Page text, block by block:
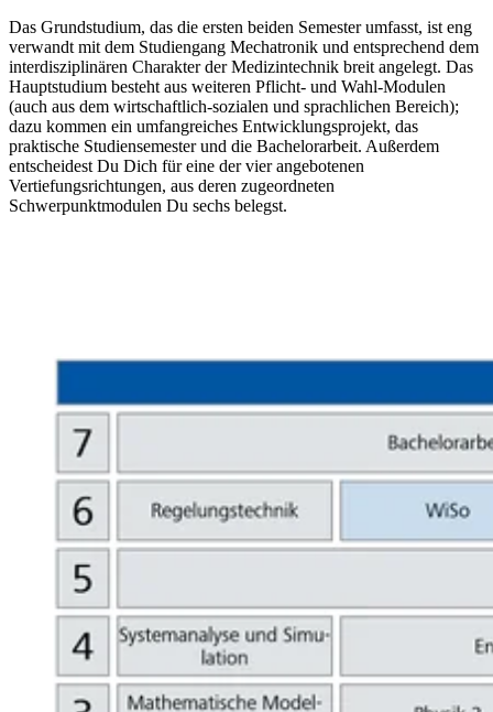
Das Grundstudium, das die ersten beiden Semester umfasst, ist eng
verwandt mit dem Studiengang Mechatronik und entsprechend dem
interdisziplinären Charakter der Medizintechnik breit angelegt. Das
Hauptstudium besteht aus weiteren Pflicht- und Wahl-Modulen
(auch aus dem wirtschaftlich-sozialen und sprachlichen Bereich);
dazu kommen ein umfangreiches Entwicklungsprojekt, das
praktische Studiensemester und die Bachelorarbeit. Außerdem
entscheidest Du Dich für eine der vier angebotenen
Vertiefungsrichtungen, aus deren zugeordneten
Schwerpunktmodulen Du sechs belegst.